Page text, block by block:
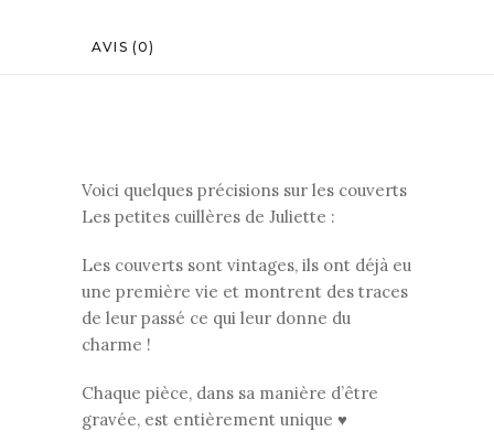
AVIS (0)
Voici quelques précisions sur les couverts
Les petites cuillères de Juliette :
Les couverts sont vintages, ils ont déjà eu
une première vie et montrent des traces
de leur passé ce qui leur donne du
charme !
Chaque pièce, dans sa manière d’être
gravée, est entièrement unique ♥